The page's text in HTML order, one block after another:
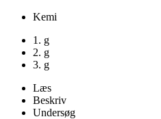
Kemi
1. g
2. g
3. g
Læs
Beskriv
Undersøg